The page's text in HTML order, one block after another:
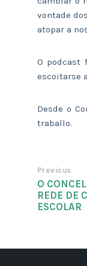
vontade
atopar a
O podcast
escoitarse
Desde o
traballo.
Previous
O
REDE DE
ESCOLAR